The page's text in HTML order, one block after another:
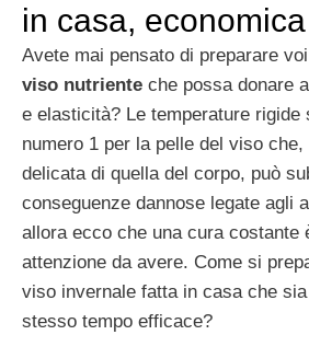
in casa,
Avete mai pensato di preparare
viso nutriente che possa donare
e elasticità? Le temperature rigide
numero 1 per la pelle del viso
delicata di quella del corpo, può
conseguenze dannose legate agli
allora ecco che una cura costante
attenzione da avere. Come si
viso invernale fatta in casa che
stesso tempo efficace?